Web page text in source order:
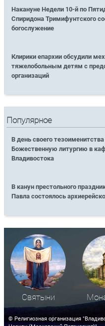
Накануне Недели 10-й по
Спиридона Тримифунтского
богослужение
Клирики епархии обсудили
тяжелобольным детям с
организаций
Популярное
В день своего
Божественную литургию в
Владивостока
В канун престольного
Павла состоялось
Святыни
© Религиозная организация